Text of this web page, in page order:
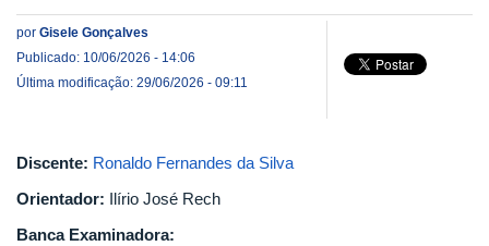
por Gisele Gonçalves
Publicado: 10/06/2026 - 14:06
Última modificação: 29/06/2026 - 09:11
Discente: Ronaldo Fernandes da Silva
Orientador: Ilírio José Rech
Banca Examinadora: